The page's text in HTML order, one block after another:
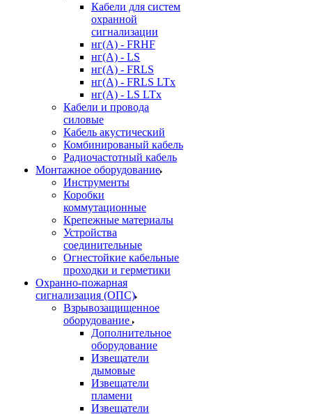
Кабели для систем
охранной
сигнализации
нг(A) - FRHF
нг(A) - LS
нг(А) - FRLS
нг(А) - FRLS LTx
нг(А) - LS LTx
Кабели и провода
силовые
Кабель акустический
Комбинированый кабель
Радиочастотный кабель
Монтажное оборудование
Инструменты
Коробки
коммутационные
Крепежные материалы
Устройства
соединительные
Огнестойкие кабельные
проходки и герметики
Охранно-пожарная
сигнализация (ОПС)
Взрывозащищенное
оборудование
Дополнительное
оборудование
Извещатели
дымовые
Извещатели
пламени
Извещатели